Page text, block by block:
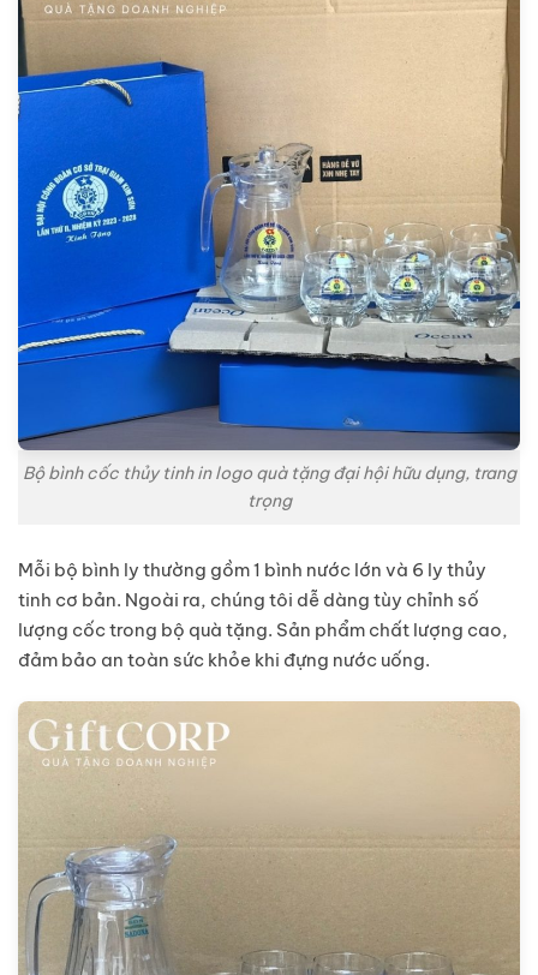
Bộ bình cốc thủy tinh in logo quà tặng đại hội hữu dụng, trang
trọng
Mỗi bộ bình ly thường gồm 1 bình nước lớn và 6 ly thủy
tinh cơ bản. Ngoài ra, chúng tôi dễ dàng tùy chỉnh số
lượng cốc trong bộ quà tặng. Sản phẩm chất lượng cao,
đảm bảo an toàn sức khỏe khi đựng nước uống.